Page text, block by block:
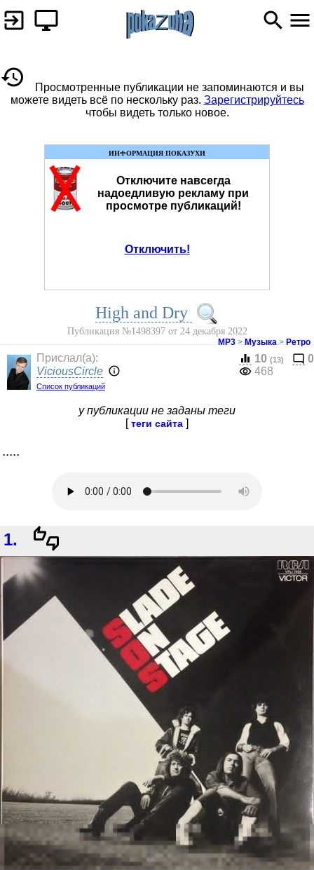
Просмотренные публикации не запоминаются и вы
можете видеть всё по нескольку раз. Зарегистрируйтесь
чтобы видеть только новое.
ИНФОРМАЦИЯ ПОКАЗУХИ
Отключите навсегда
надоедливую рекламу при
просмотре публикаций!
Отключить!
High and Dry
Публикация №1498397 от 24 декабря 2022
МР3 > Музыка > Ретро
Прислал(a):
ViciousCircle
Список публикаций
10 (13)
0
468
у публикации не заданы теги
[теги сайта ]
.....
1.